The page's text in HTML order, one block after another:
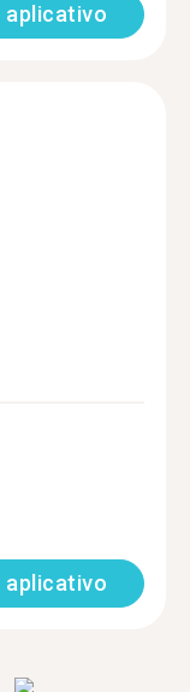
aplicativo
aplicativo